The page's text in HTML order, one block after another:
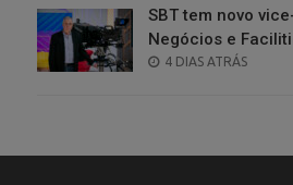
SBT tem novo
Negócios e
POSTED
4 DIAS ATRÁS